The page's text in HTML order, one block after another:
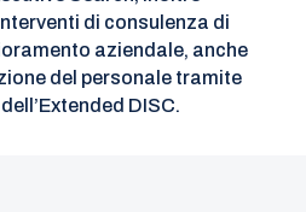
di consulenza di
aziendale, anche
del personale tramite
DISC.